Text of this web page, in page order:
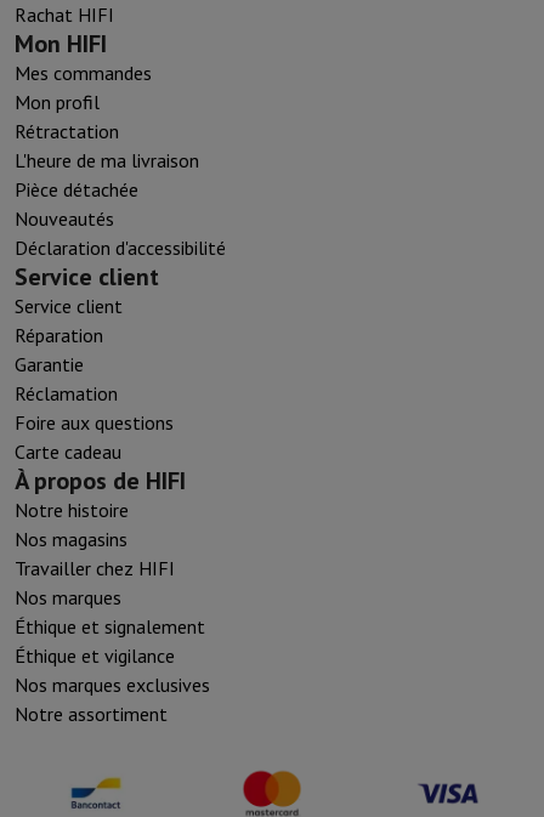
Rachat HIFI
Mon HIFI
Mes commandes
Mon profil
Rétractation
L'heure de ma livraison
Pièce détachée
Nouveautés
Déclaration d'accessibilité
Service client
Service client
Réparation
Garantie
Réclamation
Foire aux questions
Carte cadeau
À propos de HIFI
Notre histoire
Nos magasins
Travailler chez HIFI
Nos marques
Éthique et signalement
Éthique et vigilance
Nos marques exclusives
Notre assortiment